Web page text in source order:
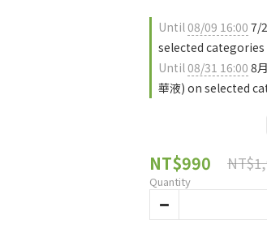
Until08/09 16:00 7/
selected categories
Until08/31 16:00 8
華液) on selected
NT$990
Quantity